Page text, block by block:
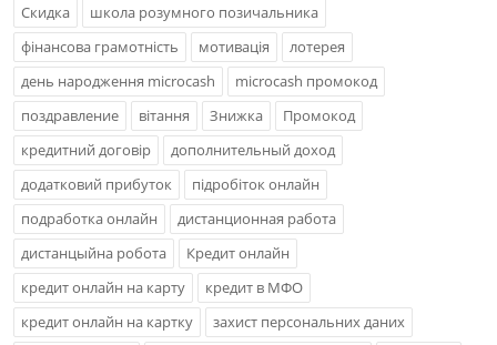
Скидка
школа розумного позичальника
фінансова грамотність
мотивація
лотерея
день народження microcash
microcash промокод
поздравление
вітання Знижка
Промокод
кредитний договір
дополнительный доход
додатковий прибуток
підробіток онлайн
подработка онлайн
дистанционная работа
дистанцыйна робота
Кредит онлайн
кредит онлайн на карту
кредит в МФО
кредит онлайн на картку
захист персональних даних